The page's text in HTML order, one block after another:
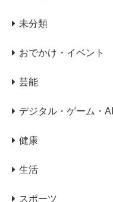
未分類
おでかけ・イベント
芸能
デジタル・ゲーム・AI
健康
生活
スポーツ